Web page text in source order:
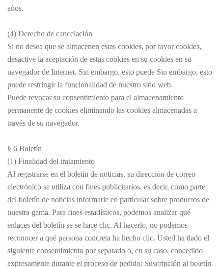
años.
(4) Derecho de cancelación
Si no desea que se almacenen estas cookies, por favor cookies,
desactive la aceptación de estas cookies en su cookies en su
navegador de Internet. Sin embargo, esto puede Sin embargo, esto
puede restringir la funcionalidad de nuestro sitio web.
Puede revocar su consentimiento para el almacenamiento
permanente de cookies eliminando las cookies almacenadas a
través de su navegador.
§ 6 Boletín
(1) Finalidad del tratamiento
Al registrarse en el boletín de noticias, su dirección de correo
electrónico se utiliza con fines publicitarios, es decir, como parte
del boletín de noticias informarle en particular sobre productos de
nuestra gama. Para fines estadísticos, podemos analizar qué
enlaces del boletín se se hace clic. Al hacerlo, no podemos
reconocer a qué persona concreta ha hecho clic. Usted ha dado el
siguiente consentimiento por separado o, en su caso, concedido
expresamente durante el proceso de pedido: Suscripción al boletín